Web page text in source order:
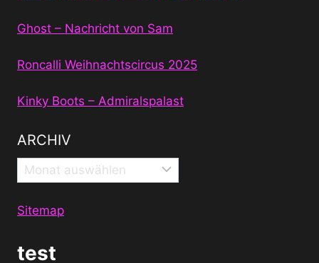
Ghost – Nachricht von Sam
Roncalli Weihnachtscircus 2025
Kinky Boots – Admiralspalast
ARCHIV
Archiv
Sitemap
test